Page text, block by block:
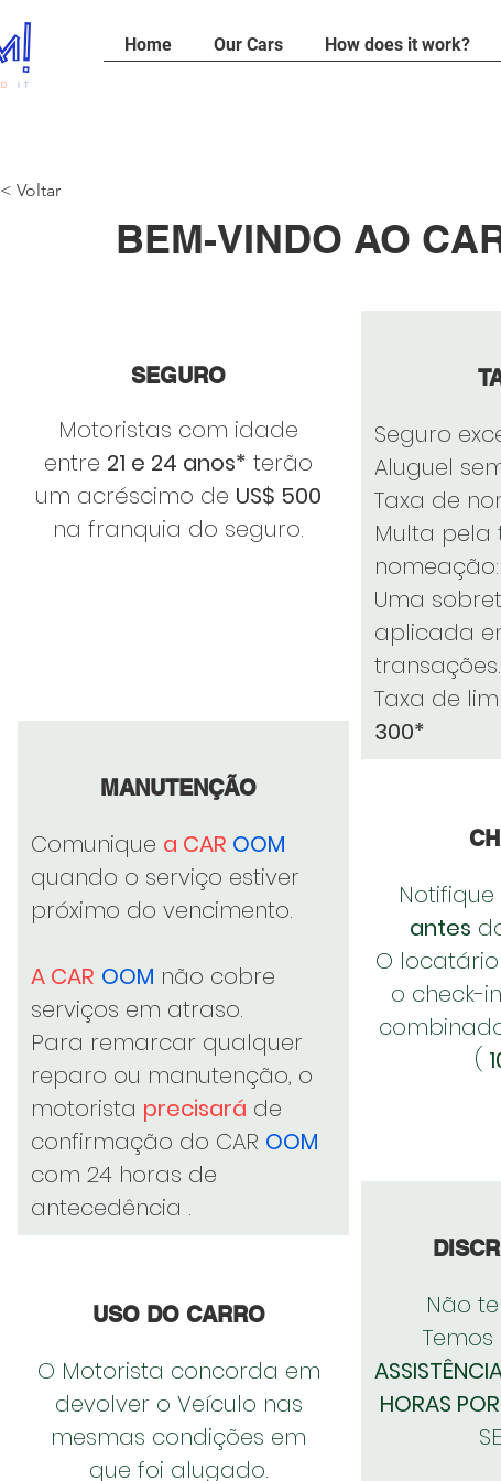
Home Our Cars How does it work?
< Voltar
BEM-VINDO AO
SEGURO
Motoristas com idade
entre 21 e 24 anos* terão
um acréscimo de US$ 500
na franquia do seguro.
MANUTENÇÃO
Comunique a CAR OOM
quando o serviço estiver
próximo do vencimento.
A CAR OOM não cobre
serviços em atraso.
Para remarcar qualquer
reparo ou manutenção, o
motorista precisará de
confirmação do CAR OOM
com 24 horas de
antecedência .
USO DO CARRO
O Motorista concorda em
devolver o Veículo nas
mesmas condições em
que foi alugado.
Seguro
Aluguel
Taxa de
Multa pela
nomeação:
Uma
aplicada
transações.
Taxa de
300*
Notifique
antes
O
o check-
(
Não
Temos
HORAS